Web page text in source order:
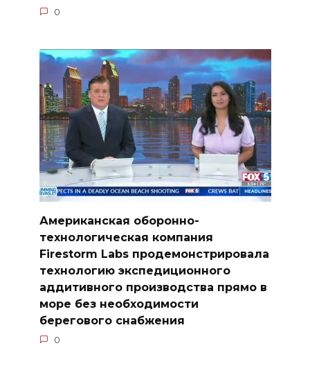
0
Американская оборонно-
технологическая компания
Firestorm Labs продемонстрировала
технологию экспедиционного
аддитивного производства прямо в
море без необходимости
берегового снабжения
0